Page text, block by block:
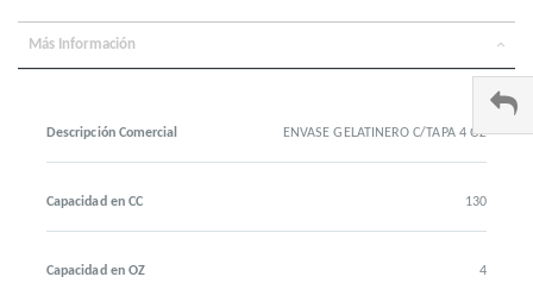
Más Información
Descripción Comercial ENVASE GELATINERO C/TAPA 4 OZ
Capacidad en CC 130
Capacidad en OZ 4